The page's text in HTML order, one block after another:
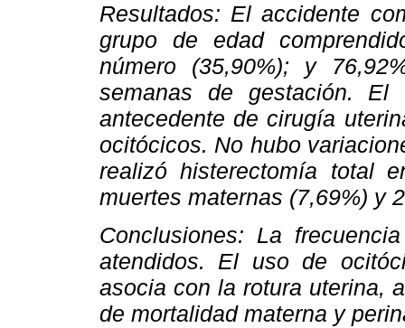
Resultados: El accidente
grupo de edad
número (35,90%); y
semanas de gestación.
antecedente de cirugía
ocitócicos. No hubo
realizó histerectomía total
muertes maternas (7,69%) y
Conclusiones: La
atendidos. El uso de
asocia con la rotura uterina,
de mortalidad materna y